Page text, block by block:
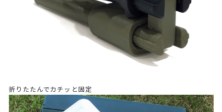
折りたたんでカチッと固定